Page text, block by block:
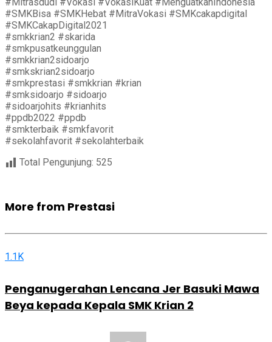
#SMKBisa #SMKHebat #MitraVokasi #SMKcakapdigital
#SMKCakapDigital2021
#smkkrian2 #skarida
#smkpusatkeunggulan
#smkkrian2sidoarjo
#smkskrian2sidoarjo
#smkprestasi #smkkrian #krian
#smksidoarjo #sidoarjo
#sidoarjohits #krianhits
#ppdb2022 #ppdb
#smkterbaik #smkfavorit
#sekolahfavorit #sekolahterbaik
Total Pengunjung: 525
More from Prestasi
1.1K
Penganugerahan Lencana Jer Basuki Mawa
Beya kepada Kepala SMK Krian 2